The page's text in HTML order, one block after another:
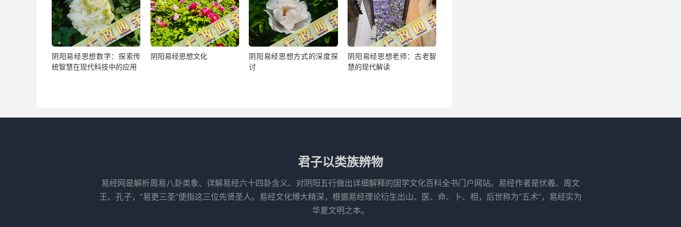
阴阳易经思想数字：探索传
统智慧在现代科技中的应用
阴阳易经思想文化
阴阳易经思想方式的深度探
讨
阴阳易经思想老师：古老智
慧的现代解读
君子以类族辨物
易经网是解析周易八卦类象、详解易经六十四卦含义、对阴阳五行做出详细解释的国学文化百科全书门户网站。易经作者是伏羲、周文
王、孔子，“易更三圣”便指这三位先贤圣人。易经文化博大精深，根据易经理论衍生出山、医、命、卜、相，后世称为“五术”，易经实为
华夏文明之本。